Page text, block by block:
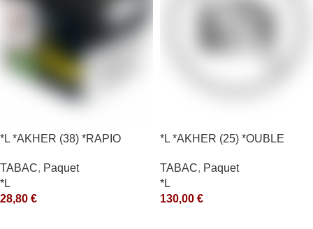
*L *AKHER (38) *RAPIO
TABAC, Paquet
*L
28,80 €
*L *AKHER (25) *OUBLE
TABAC, Paquet
*L
130,00 €